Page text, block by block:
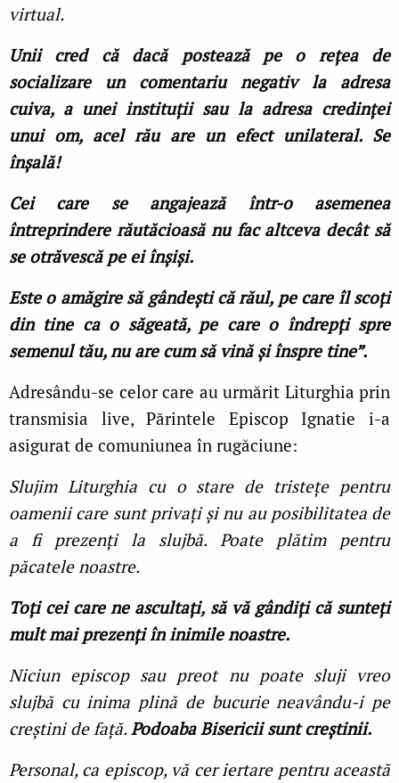
virtual.
Unii cred că dacă postează pe o reţea de
socializare un comentariu negativ la adresa
cuiva, a unei instituţii sau la adresa credinţei
unui om, acel rău are un efect unilateral. Se
înşală!
Cei care se angajează într-o asemenea
întreprindere răutăcioasă nu fac altceva decât să
se otrăvescă pe ei înşişi.
Este o amăgire să gândeşti că răul, pe care îl scoţi
din tine ca o săgeată, pe care o îndrepţi spre
semenul tău, nu are cum să vină şi înspre tine”.
Adresându-se celor care au urmărit Liturghia prin
transmisia live, Părintele Episcop Ignatie i-a
asigurat de comuniunea în rugăciune:
Slujim Liturghia cu o stare de tristeţe pentru
oamenii care sunt privaţi şi nu au posibilitatea de
a fi prezenţi la slujbă. Poate plătim pentru
păcatele noastre.
Toţi cei care ne ascultaţi, să vă gândiţi că sunteţi
mult mai prezenţi în inimile noastre.
Niciun episcop sau preot nu poate sluji vreo
slujbă cu inima plină de bucurie neavându-i pe
creştini de faţă.Podoaba Bisericii sunt creştinii.
Personal, ca episcop, vă cer iertare pentru această